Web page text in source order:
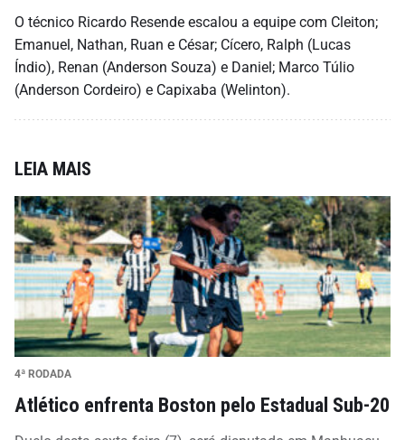
O técnico Ricardo Resende escalou a equipe com Cleiton;
Emanuel, Nathan, Ruan e César; Cícero, Ralph (Lucas
Índio), Renan (Anderson Souza) e Daniel; Marco Túlio
(Anderson Cordeiro) e Capixaba (Welinton).
LEIA MAIS
4ª RODADA
Atlético enfrenta Boston pelo Estadual Sub-20